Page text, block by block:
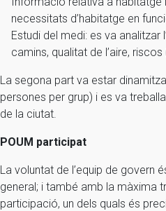
necessitats d’habitatge en
Estudi del medi: es va
camins, qualitat de l’aire,
La segona part va estar
persones per grup) i es va
de la ciutat.
POUM participat
La voluntat de l’equip de govern
general; i també amb la màxima
participació, un dels quals és